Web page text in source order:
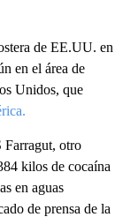
de EE.UU. en
en el área de
Unidos, que
Farragut, otro
kilos de cocaína
en aguas
de prensa de la